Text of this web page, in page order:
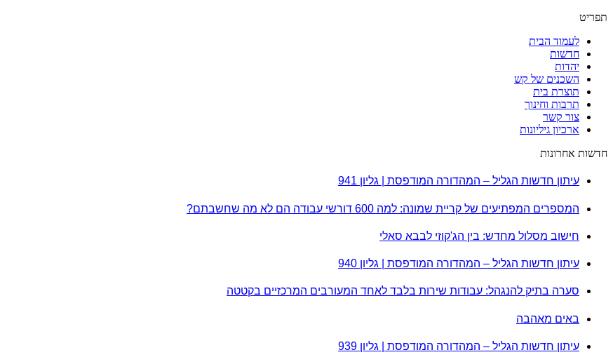
תפריט
לעמוד הבית
חדשות
יהדות
השכנים של קש
תוצרת בית
תרבות וחינוך
צור קשר
ארכיון גיליונות
חדשות אחרונות
עיתון חדשות הגליל – המהדורה המודפסת | גליון 941
המספרים המפתיעים של קריית שמונה: למה 600 דורשי עבודה הם לא מה שחשבתם?
חישוב מסלול מחדש: בין הג'קוזי לבבא סאלי
עיתון חדשות הגליל – המהדורה המודפסת | גליון 940
סערה בתיק להנגהל: עבודות שירות בלבד לאחד המעורבים המרכזיים בקטטה
באים מאהבה
עיתון חדשות הגליל – המהדורה המודפסת | גליון 939